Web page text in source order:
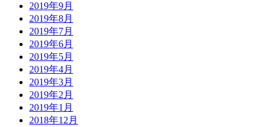
2019年9月
2019年8月
2019年7月
2019年6月
2019年5月
2019年4月
2019年3月
2019年2月
2019年1月
2018年12月